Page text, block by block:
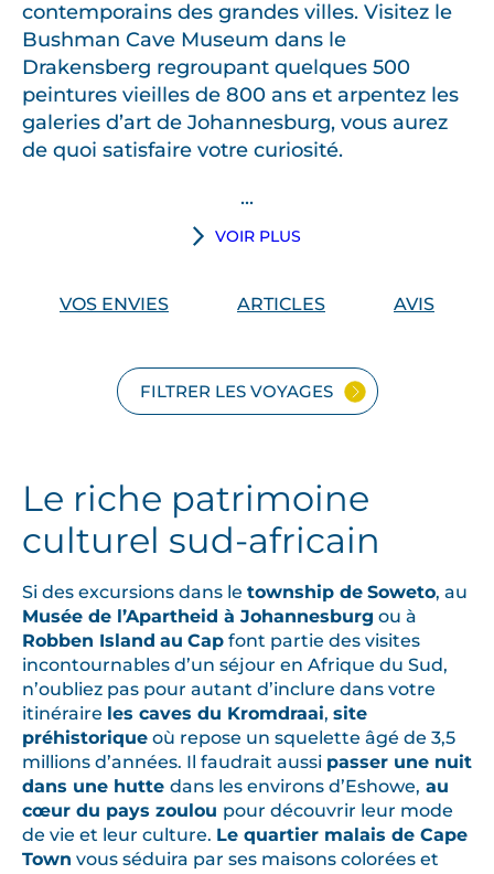
contemporains des grandes villes. Visitez le
Bushman Cave Museum dans le
Drakensberg regroupant quelques 500
peintures vieilles de 800 ans et arpentez les
galeries d’art de Johannesburg, vous aurez
de quoi satisfaire votre curiosité.
...
VOIR PLUS
VOS ENVIES ARTICLES AVIS
FILTRER LES VOYAGES
Le riche patrimoine
culturel sud-africain
Si des excursions dans le township de Soweto, au
Musée de l’Apartheid à Johannesburg ou à
Robben Island au Cap font partie des visites
incontournables d’un séjour en Afrique du Sud,
n’oubliez pas pour autant d’inclure dans votre
itinéraire les caves du Kromdraai, site
préhistorique où repose un squelette âgé de 3,5
millions d’années. Il faudrait aussi passer une nuit
dans une hutte dans les environs d’Eshowe, au
cœur du pays zoulou pour découvrir leur mode
de vie et leur culture. Le quartier malais de Cape
Town vous séduira par ses maisons colorées et